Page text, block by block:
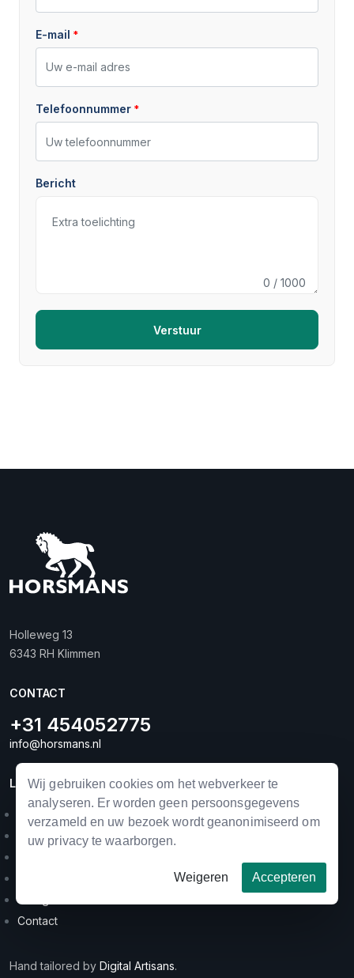
Wij gebruiken cookies om het webverkeer te
analyseren. Er worden geen persoonsgegevens
verzameld en uw bezoek wordt geanonimiseerd om
uw privacy te waarborgen.
Weigeren Accepteren
E-mail
Telefoonnummer
Bericht
0 / 1000
Verstuur
Holleweg 13
6343 RH Klimmen
CONTACT
+31 454052775
info@horsmans.nl
LINKS
Landbouwmechanisatie
Horse equipment
Categorieën
Contact
Hand tailored by Digital Artisans.